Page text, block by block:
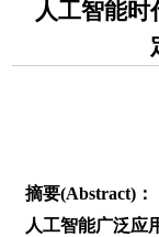
人工智能时
摘要(Abstract)：
人工智能广泛应